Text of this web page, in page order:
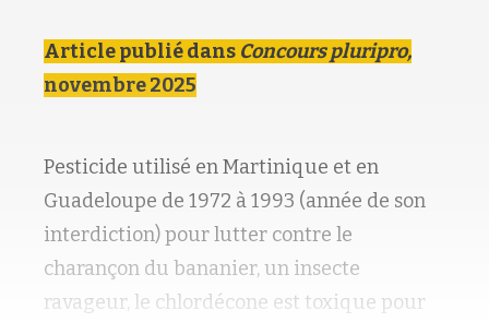
Article publié dans Concours pluripro,
novembre 2025
Pesticide utilisé en Martinique et en
Guadeloupe de 1972 à 1993 (année de son
interdiction) pour lutter contre le
charançon du bananier, un insecte
ravageur, le chlordécone est toxique pour